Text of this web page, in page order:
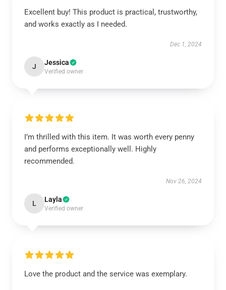
Excellent buy! This product is practical, trustworthy,
and works exactly as I needed.
Dec 1, 2024
J Jessica
Verified owner
I’m thrilled with this item. It was worth every penny
and performs exceptionally well. Highly
recommended.
Nov 26, 2024
L Layla
Verified owner
Love the product and the service was exemplary.